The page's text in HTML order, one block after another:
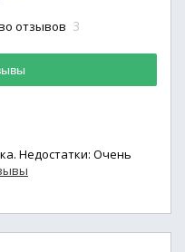
отзывов 3
Недостатки: Очень